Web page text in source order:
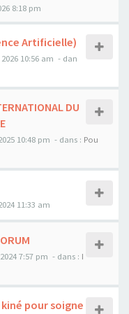
8:18 pm
Artificielle)
10:56 am - dan
DU
10:48 pm - dans : Pou
11:33 am
7:57 pm - dans : I
pour soigne